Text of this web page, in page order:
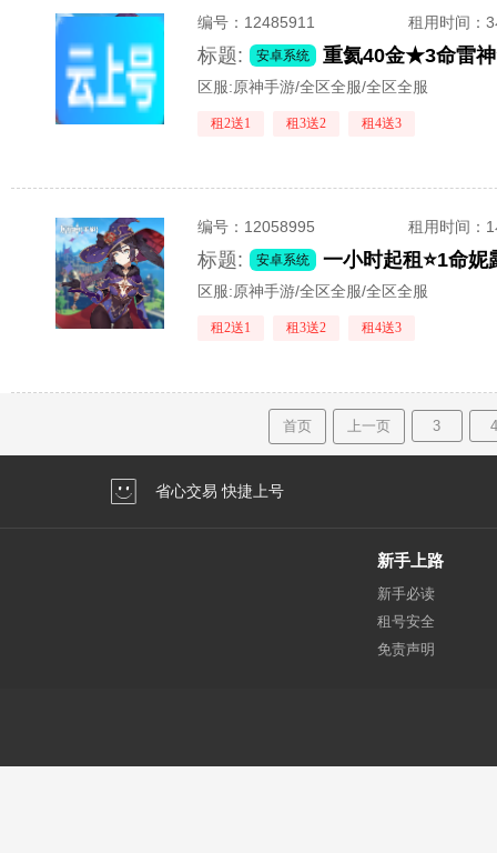
编号： 12485911 租用时间 ：
标题: 安卓系统 重氦40金★3命雷
区服:原神手游/全区全服/全区全服
租2送1 租3送2 租4送3
编号： 12058995 租用时间 ：
标题: 安卓系统 一小时起租⭐1命
区服:原神手游/全区全服/全区全服
租2送1 租3送2 租4送3
首页 上一页 3 4
省心交易 快捷上号
新手上路
新手必读
租号安全
免责声明